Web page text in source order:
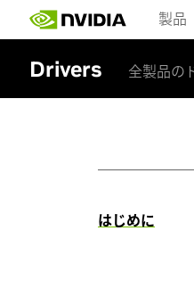
製品
Drivers 全製品の
はじめに